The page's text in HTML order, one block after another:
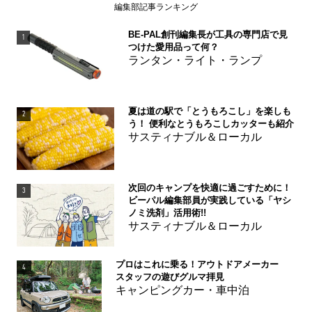
編集部記事ランキング
1
BE-PAL創刊編集長が工具の専門店で見
つけた愛用品って何？
ランタン・ライト・ランプ
2
夏は道の駅で「とうもろこし」を楽しも
う！ 便利なとうもろこしカッターも紹介
サスティナブル＆ローカル
3
次回のキャンプを快適に過ごすために！
ビーパル編集部員が実践している「ヤシ
ノミ洗剤」活用術!!
サスティナブル＆ローカル
4
プロはこれに乗る！アウトドアメーカー
スタッフの遊びグルマ拝見
キャンピングカー・車中泊